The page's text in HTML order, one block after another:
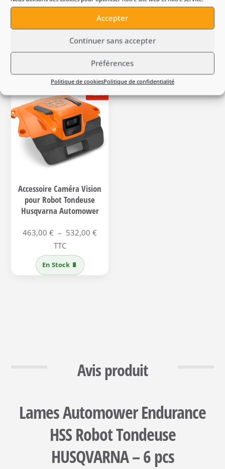
Accepter
Continuer sans accepter
Préférences
Politique de cookiesPolitique de confidentialité
Produits suggérés
Accessoire Caméra Vision
pour Robot Tondeuse
Husqvarna Automower
463,00€ – 532,00€
TTC
En Stock 🔋
Avis produit
Lames Automower Endurance
HSS Robot Tondeuse
HUSQVARNA – 6 pcs